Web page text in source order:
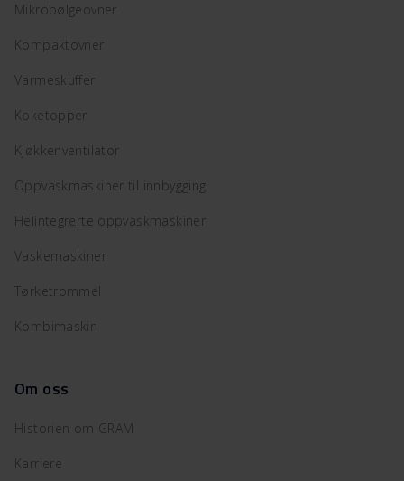
Mikrobølgeovner
Kompaktovner
Varmeskuffer
Koketopper
Kjøkkenventilator
Oppvaskmaskiner til innbygging
Helintegrerte oppvaskmaskiner
Vaskemaskiner
Tørketrommel
Kombimaskin
Om oss
Historien om GRAM
Karriere